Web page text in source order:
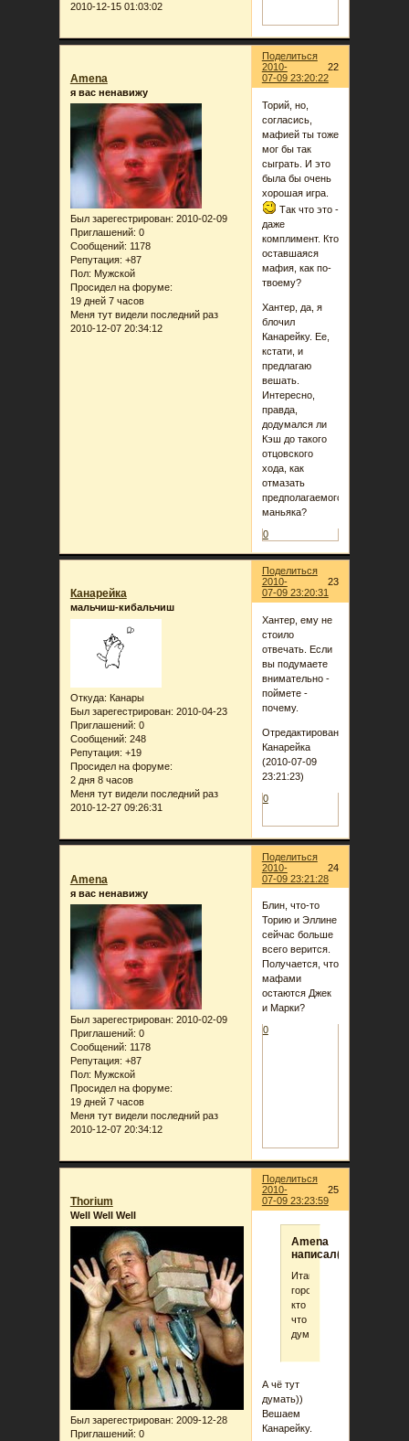
2010-12-15 01:03:02
Поделиться
22
2010-
07-09 23:20:22
Amena
я вас ненавижу
Был зарегестрирован: 2010-02-09
Приглашений: 0
Сообщений: 1178
Репутация: +87
Пол: Мужской
Просидел на форуме:
19 дней 7 часов
Меня тут видели последний раз
2010-12-07 20:34:12
Торий, но,
согласись,
мафией ты тоже
мог бы так
сыграть. И это
была бы очень
хорошая игра.
Так что это -
даже
комплимент. Кто
оставшаяся
мафия, как по-
твоему?
Хантер, да, я
блочил
Канарейку. Ее,
кстати, и
предлагаю
вешать.
Интересно,
правда,
додумался ли
Кэш до такого
отцовского
хода, как
отмазать
предполагаемого
маньяка?
0
Поделиться
23
2010-
07-09 23:20:31
Канарейка
мальчиш-кибальчиш
Откуда: Канары
Был зарегестрирован: 2010-04-23
Приглашений: 0
Сообщений: 248
Репутация: +19
Просидел на форуме:
2 дня 8 часов
Меня тут видели последний раз
2010-12-27 09:26:31
Хантер, ему не
стоило
отвечать. Если
вы подумаете
внимательно -
поймете -
почему.
Отредактировано
Канарейка
(2010-07-09
23:21:23)
0
Поделиться
24
2010-
07-09 23:21:28
Amena
я вас ненавижу
Был зарегестрирован: 2010-02-09
Приглашений: 0
Сообщений: 1178
Репутация: +87
Пол: Мужской
Просидел на форуме:
19 дней 7 часов
Меня тут видели последний раз
2010-12-07 20:34:12
Блин, что-то
Торию и Эллине
сейчас больше
всего верится.
Получается, что
мафами
остаются Джек
и Марки?
0
Поделиться
25
2010-
07-09 23:23:59
Thorium
Well Well Well
Был зарегестрирован: 2009-12-28
Приглашений: 0
Amena
написал(а):
Итак,
город,
кто
что
думает?
А чё тут
думать))
Вешаем
Канарейку.